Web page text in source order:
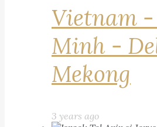
Vietnam
Minh -
Mekong
3 years ago